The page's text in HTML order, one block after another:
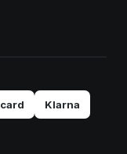
Klarna